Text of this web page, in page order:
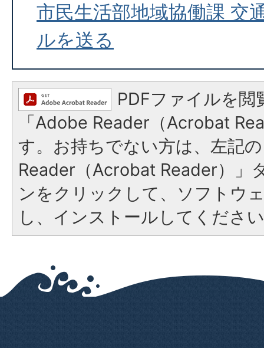
市民生活部地域協働課 交
ルを送る
PDFファイルを閲
「Adobe Reader（Acrobat
す。お持ちでない方は、左記
Reader（Acrobat Reader）」
ンをクリックして、ソフトウ
し、インストールしてくださ